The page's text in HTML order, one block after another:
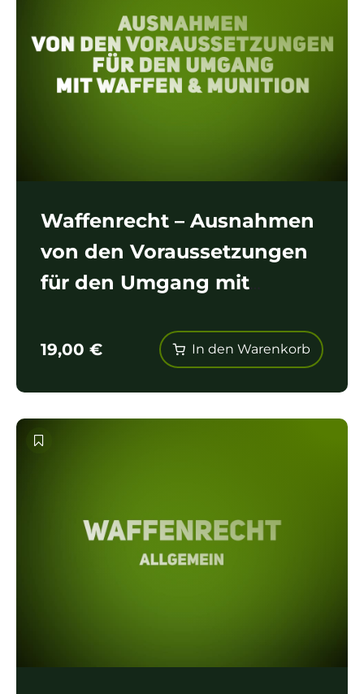
Waffenrecht – Ausnahmen
von den Voraussetzungen
für den Umgang mit
19,00 € In den Warenkorb